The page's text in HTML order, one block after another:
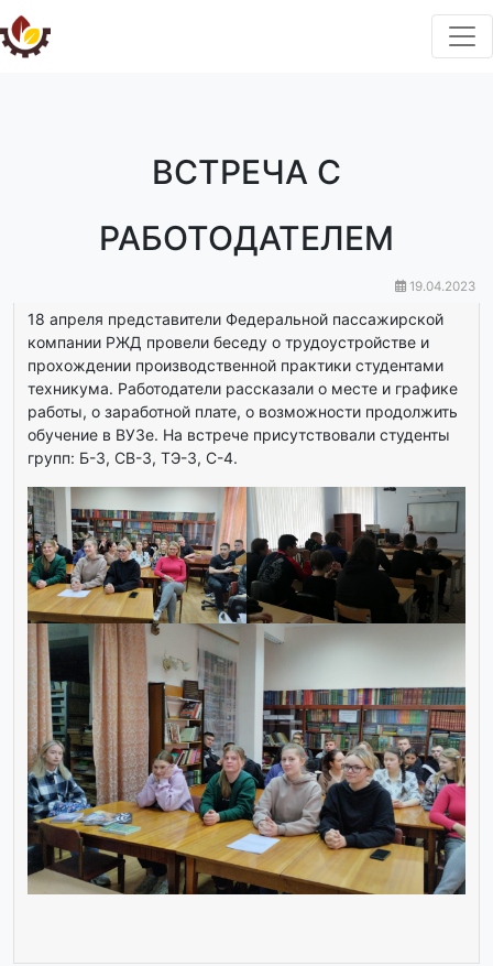
ВСТРЕЧА С
РАБОТОДАТЕЛЕМ
19.04.2023
18 апреля представители Федеральной пассажирской
компании РЖД провели беседу о трудоустройстве и
прохождении производственной практики студентами
техникума. Работодатели рассказали о месте и графике
работы, о заработной плате, о возможности продолжить
обучение в ВУЗе. На встрече присутствовали студенты
групп: Б-3, СВ-3, ТЭ-3, С-4.